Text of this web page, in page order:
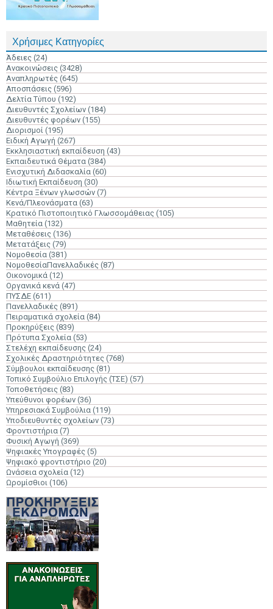
Χρήσιμες Κατηγορίες
Άδειες (24)
Ανακοινώσεις (3428)
Αναπληρωτές (645)
Αποσπάσεις (596)
Δελτία Τύπου (192)
Διευθυντές Σχολείων (184)
Διευθυντές φορέων (155)
Διορισμοί (195)
Ειδική Αγωγή (267)
Εκκλησιαστική εκπαίδευση (43)
Εκπαιδευτικά Θέματα (384)
Ενισχυτική Διδασκαλία (60)
Ιδιωτική Εκπαίδευση (30)
Κέντρα Ξένων γλωσσών (7)
Κενά/Πλεονάσματα (63)
Κρατικό Πιστοποιητικό Γλωσσομάθειας (105)
Μαθητεία (132)
Μεταθέσεις (136)
Μετατάξεις (79)
Νομοθεσία (381)
ΝομοθεσίαΠανελλαδικές (87)
Οικονομικά (12)
Οργανικά κενά (47)
ΠΥΣΔΕ (611)
Πανελλαδικές (891)
Πειραματικά σχολεία (84)
Προκηρύξεις (839)
Πρότυπα Σχολεία (53)
Στελέχη εκπαίδευσης (24)
Σχολικές Δραστηριότητες (768)
Σύμβουλοι εκπαίδευσης (81)
Τοπικό Συμβούλιο Επιλογής (ΤΣΕ) (57)
Τοποθετήσεις (83)
Υπεύθυνοι φορέων (36)
Υπηρεσιακά Συμβούλια (119)
Υποδιευθυντές σχολείων (73)
Φροντιστήρια (7)
Φυσική Αγωγή (369)
Ψηφιακές Υπογραφές (5)
Ψηφιακό φροντιστήριο (20)
Ωνάσεια σχολεία (12)
Ωρομίσθιοι (106)